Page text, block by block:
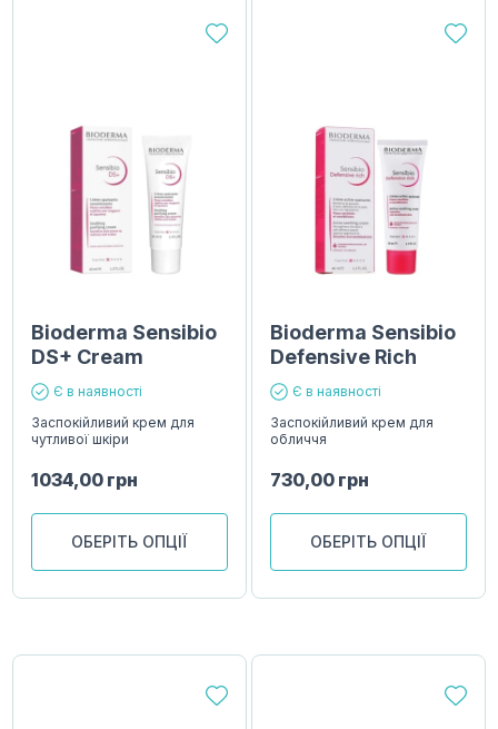
Bioderma Sensibio
DS+ Cream
Є в наявності
Заспокійливий крем для
чутливої шкіри
1034,00 грн
ОБЕРІТЬ ОПЦІЇ
Bioderma Sensibio
Defensive Rich
Є в наявності
Заспокійливий крем для
обличчя
730,00 грн
ОБЕРІТЬ ОПЦІЇ